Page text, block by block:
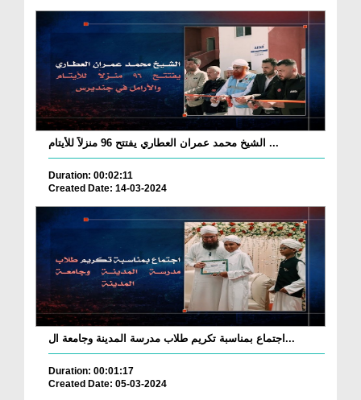
الشيخ محمد عمران العطاري يفتتح 96 منزلاً للأيتام ...
Duration: 00:02:11
Created Date: 14-03-2024
اجتماع بمناسبة تكريم طلاب مدرسة المدينة وجامعة ال...
Duration: 00:01:17
Created Date: 05-03-2024